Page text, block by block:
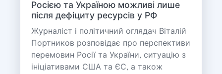
Росією та Україною можливі лише
після дефіциту ресурсів у РФ
Журналіст і політичний оглядач Віталій
Портников розповідає про перспективи
перемовин Росії та України, ситуацію з
ініціативами США та ЄС, а також